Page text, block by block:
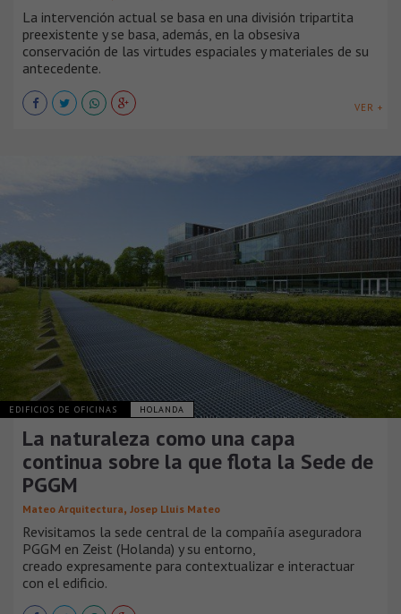
La intervención actual se basa en una división tripartita
preexistente y se basa, además, en la obsesiva
conservación de las virtudes espaciales y materiales de su
antecedente.
VER +
EDIFICIOS DE OFICINAS HOLANDA
La naturaleza como una capa
continua sobre la que flota la Sede de
PGGM
Mateo Arquitectura, Josep Lluís Mateo
Revisitamos la sede central de la compañía aseguradora
PGGM en Zeist (Holanda) y su entorno,
creado expresamente para contextualizar e interactuar
con el edificio.